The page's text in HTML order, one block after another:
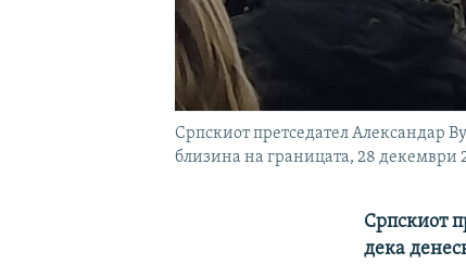
Српскиот претседател Александар
близина на границата, 28 декември
Српскиот
дека